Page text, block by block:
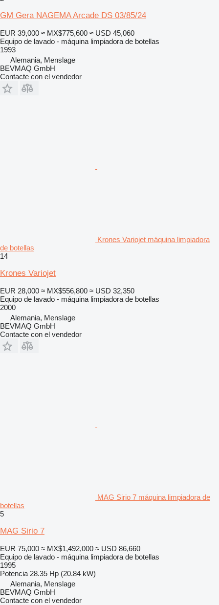
GM Gera NAGEMA Arcade DS 03/85/24
EUR 39,000 ≈ MX$775,600 ≈ USD 45,060
Equipo de lavado - máquina limpiadora de botellas
1993
Alemania, Menslage
BEVMAQ GmbH
Contacte con el vendedor
Krones Variojet máquina limpiadora
de botellas
14
Krones Variojet
EUR 28,000 ≈ MX$556,800 ≈ USD 32,350
Equipo de lavado - máquina limpiadora de botellas
2000
Alemania, Menslage
BEVMAQ GmbH
Contacte con el vendedor
MAG Sirio 7 máquina limpiadora de
botellas
5
MAG Sirio 7
EUR 75,000 ≈ MX$1,492,000 ≈ USD 86,660
Equipo de lavado - máquina limpiadora de botellas
1995
Potencia 28.35 Hp (20.84 kW)
Alemania, Menslage
BEVMAQ GmbH
Contacte con el vendedor